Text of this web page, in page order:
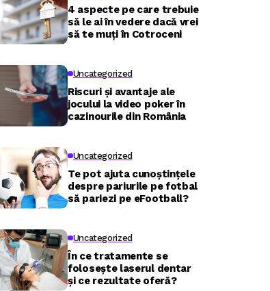
4 aspecte pe care trebuie
să le ai în vedere dacă vrei
să te muți în Cotroceni
Uncategorized
Riscuri și avantaje ale
jocului la video poker în
cazinourile din România
Uncategorized
Te pot ajuta cunoștințele
despre pariurile pe fotbal
să pariezi pe eFootball?
Uncategorized
În ce tratamente se
folosește laserul dentar
și ce rezultate oferă?